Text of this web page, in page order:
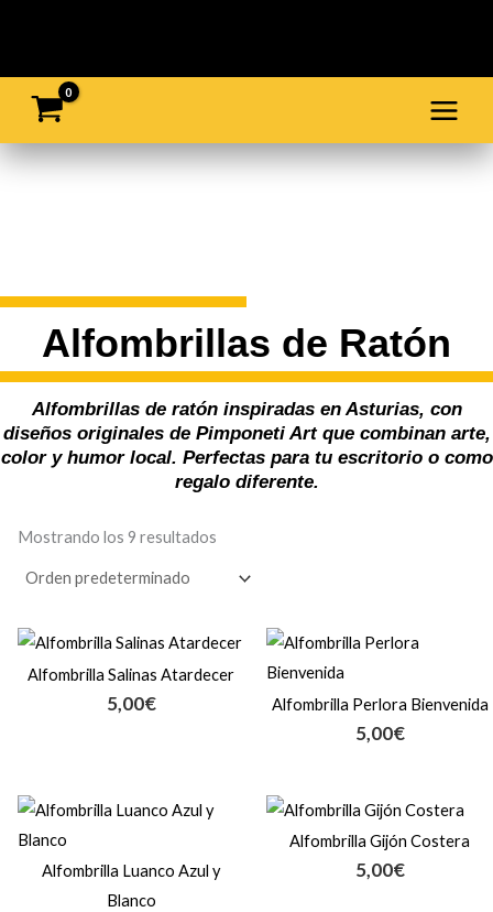
contenido
Alfombrillas de Ratón
Alfombrillas de ratón inspiradas en Asturias, con
diseños originales de Pimponeti Art que combinan arte,
color y humor local. Perfectas para tu escritorio o como
regalo diferente.
Mostrando los 9 resultados
Alfombrilla Salinas Atardecer
5,00€ Alfombrilla Perlora Bienvenida
5,00€
Alfombrilla Luanco Azul y
Blanco
Alfombrilla Gijón Costera
5,00€